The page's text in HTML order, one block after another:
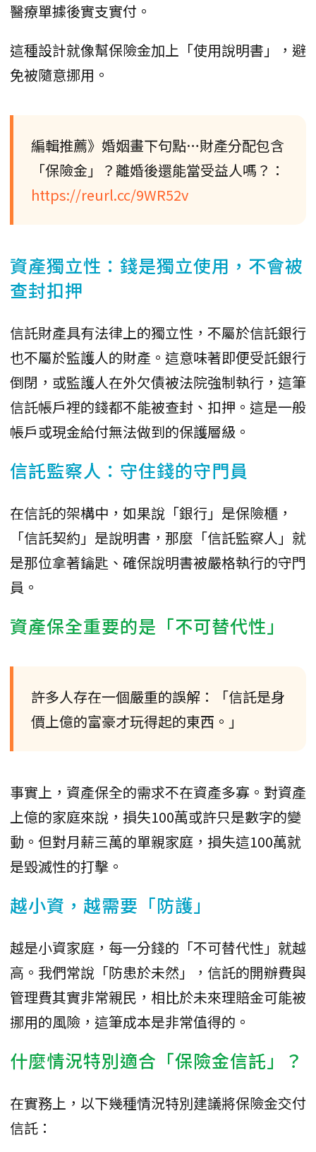
醫療單據後實支實付。
這種設計就像幫保險金加上「使用說明書」，避
免被隨意挪用。
編輯推薦》婚姻畫下句點…財產分配包含
「保險金」？離婚後還能當受益人嗎？：
https://reurl.cc/9WR52v
資產獨立性：錢是獨立使用，不會被
查封扣押
信託財產具有法律上的獨立性，不屬於信託銀行
也不屬於監護人的財產。這意味著即便受託銀行
倒閉，或監護人在外欠債被法院強制執行，這筆
信託帳戶裡的錢都不能被查封、扣押。這是一般
帳戶或現金給付無法做到的保護層級。
信託監察人：守住錢的守門員
在信託的架構中，如果說「銀行」是保險櫃，
「信託契約」是說明書，那麼「信託監察人」就
是那位拿著鑰匙、確保說明書被嚴格執行的守門
員。
資產保全重要的是「不可替代性」
許多人存在一個嚴重的誤解：「信託是身
價上億的富豪才玩得起的東西。」
事實上，資產保全的需求不在資產多寡。對資產
上億的家庭來說，損失100萬或許只是數字的變
動。但對月薪三萬的單親家庭，損失這100萬就
是毀滅性的打擊。
越小資，越需要「防護」
越是小資家庭，每一分錢的「不可替代性」就越
高。我們常說「防患於未然」，信託的開辦費與
管理費其實非常親民，相比於未來理賠金可能被
挪用的風險，這筆成本是非常值得的。
什麼情況特別適合「保險金信託」？
在實務上，以下幾種情況特別建議將保險金交付
信託：